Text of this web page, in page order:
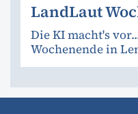
LandLaut
Die KI macht's
Wochenende in